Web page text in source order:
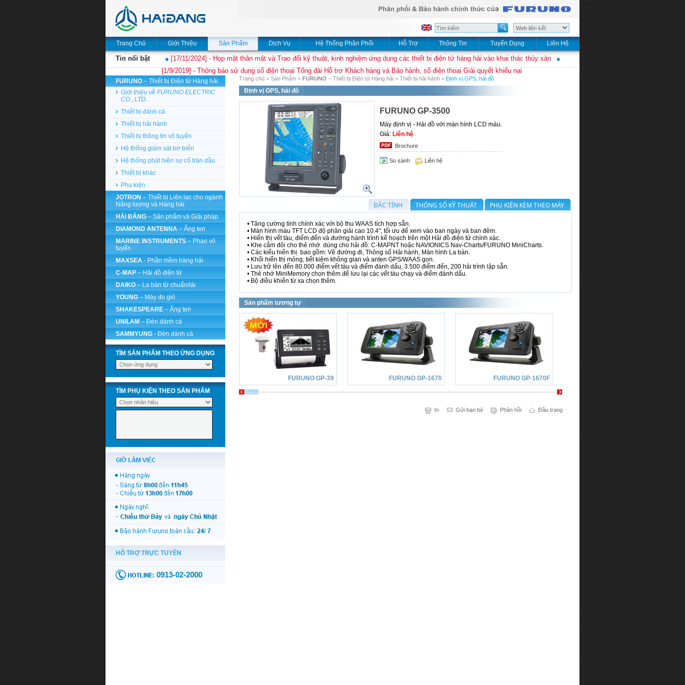
Trang Chủ Giới Thiệu Sản Phẩm Dịch Vụ Hệ Thống Phân Phối Hỗ Trợ Thông Tin Tuyển Dụng Liên Hệ
Tin nổi bật
[17/11/2024] - Họp mặt thân mật và Trao đổi kỹ thuật, kinh nghiệm ứng dụng các thiết bị điện tử hàng hải vào khai thác thủy sản
[1/9/2019] - Thông báo sử dụng số điện thoại Tổng đài Hỗ trợ Khách hàng và Bảo hành, số điện thoại Giải quyết khiếu nại
FURUNO – Thiết bị Điện tử Hàng hải
Giới thiệu về FURUNO ELECTRIC
CO., LTD.
Thiết bị đánh cá
Thiết bị hải hành
Thiết bị thông tin vô tuyến
Hệ thống giám sát bờ biển
Hệ thống phát hiện sự cố tràn dầu
Thiết bị khác
Phụ kiện
JOTRON – Thiết bị Liên lạc cho ngành
Năng lượng và Hàng hải
HẢI ĐĂNG – Sản phẩm và Giải pháp
DIAMOND ANTENNA – Ăng ten
MARINE INSTRUMENTS – Phao vô
tuyến
MAXSEA - Phần mềm hàng hải
C-MAP – Hải đồ điện tử
DAIKO – La bàn từ chuẩn/lái
YOUNG – Máy đo gió
SHAKESPEARE – Ăng ten
UNILAM – Đèn đánh cá
SAMMYUNG - Đèn đánh cá
TÌM SẢN PHẨM THEO ỨNG DỤNG
TÌM PHỤ KIỆN THEO SẢN PHẨM
Trang chủ > Sản Phẩm > FURUNO – Thiết bị Điện tử Hàng hải > Thiết bị hải hành > Định vị GPS, hải đồ
Định vị GPS, hải đồ
FURUNO GP-3500
Máy định vị - Hải đồ với màn hình LCD màu.
Giá: Liên hệ
Brochure
So sánh Liên hệ
ĐẶC TÍNH THÔNG SỐ KỸ THUẬT PHỤ KIỆN KÈM THEO MÁY
• Tăng cường tính chính xác với bộ thu WAAS tích hợp sẵn.
• Màn hình màu TFT LCD độ phân giải cao 10.4", tối ưu để xem vào ban ngày và ban đêm.
• Hiển thị vết tàu, điểm đến và đường hành trình kế hoạch trên một Hải đồ điện tử chính xác.
• Khe cắm đôi cho thẻ nhớ dùng cho hải đồ: C-MAPNT hoặc NAVIONICS Nav-Charts/FURUNO MiniCharts.
• Các kiểu hiển thị bao gồm: Vẽ đường đi, Thông số Hải hành, Màn hình La bàn.
• Khối hiển thị mỏng, tiết kiệm không gian và anten GPS/WAAS gọn.
• Lưu trữ lên đến 80.000 điểm vết tàu và điểm đánh dấu, 3.500 điểm đến, 200 hải trình lập sẵn.
• Thẻ nhớ MiniMemory chọn thêm để lưu lại các vết tàu chạy và điểm đánh dấu.
• Bộ điều khiển từ xa chọn thêm.
Sản phẩm tương tự
FURUNO GP-39 FURUNO GP-1670 FURUNO GP-1670F FURUNO GP-1870
In Gửi bạn bè Phản hồi Đầu trang